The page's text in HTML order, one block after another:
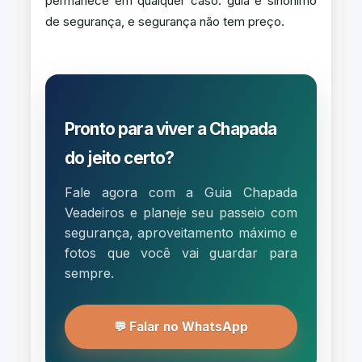
de segurança, e segurança não tem preço.
Pronto para viver a Chapada
do jeito certo?
Fale agora com a Guia Chapada
Veadeiros e planeje seu passeio com
segurança, aproveitamento máximo e
fotos que você vai guardar para
sempre.
💬 Falar no WhatsApp